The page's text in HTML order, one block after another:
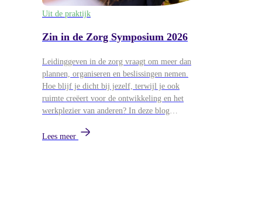
Uit de praktijk
Zin in de Zorg Symposium 2026
Leidinggeven in de zorg vraagt om meer dan
plannen, organiseren en beslissingen nemen.
Hoe blijf je dicht bij jezelf, terwijl je ook
ruimte creëert voor de ontwikkeling en het
werkplezier van anderen? In deze blog
Symposium van 26 mei, waar
Lees meer